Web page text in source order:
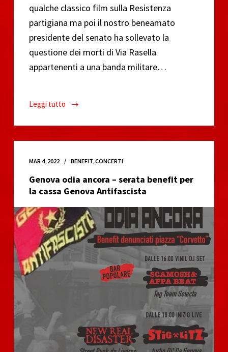
qualche classico film sulla Resistenza
partigiana ma poi il nostro beneamato
presidente del senato ha sollevato la
questione dei morti di Via Rasella
appartenenti a una banda militare…
Leggi tutto
Proiezione
la
della
Liberazione
MAR 4, 2022 BENEFIT,CONCERTI
Genova odia ancora – serata benefit per
la cassa Genova Antifascista